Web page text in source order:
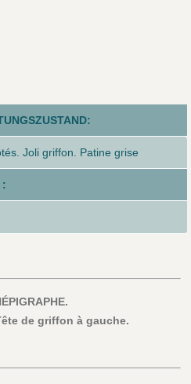
Joli griffon. Patine grise
:
de griffon à gauche.